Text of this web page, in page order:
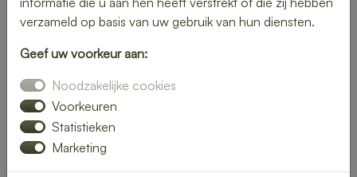
lunch bezorgservice in Dongen en geniet van heerlijke
gerechten die met liefde zijn bereid. Van knapperige
broodjes tot voedzame salades – wij bezorgen het
rechtstreeks bij jou thuis of op kantoor.
Met een gevarieerd menu is er altijd een lunch die bij jouw
verzameld op basis van uw gebruik van hun diensten.
Geef uw voorkeur aan:
Noodzakelijke cookies
Voorkeuren
Statistieken
Marketing